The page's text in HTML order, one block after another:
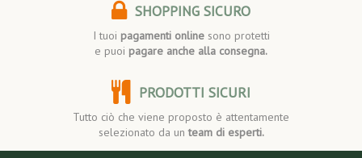
SHOPPING SICURO
I tuoi pagamenti onlinesono protetti
e puoi pagare anche alla consegna.
PRODOTTI SICURI
Tutto ciò che viene proposto è attentamente
selezionato da unteam di esperti.